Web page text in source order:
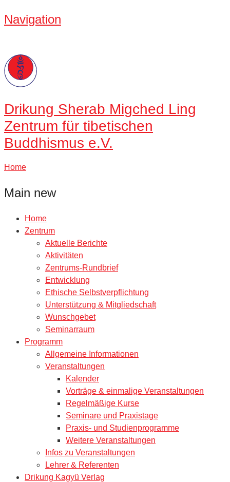
Navigation
Drikung Sherab Migched Ling
Zentrum für tibetischen
Buddhismus e.V.
Home
Main new
Home
Zentrum
Aktuelle Berichte
Aktivitäten
Zentrums-Rundbrief
Entwicklung
Ethische Selbstverpflichtung
Unterstützung & Mitgliedschaft
Wunschgebet
Seminarraum
Programm
Allgemeine Informationen
Veranstaltungen
Kalender
Vorträge & einmalige Veranstaltungen
Regelmäßige Kurse
Seminare und Praxistage
Praxis- und Studienprogramme
Weitere Veranstaltungen
Infos zu Veranstaltungen
Lehrer & Referenten
Drikung Kagyü Verlag